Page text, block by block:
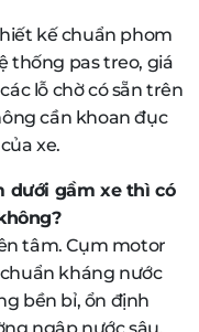
kế chuẩn phom
thống pas treo, giá
lỗ chờ có sẵn trên
cần khoan đục
xe.
dưới gầm xe thì có
tâm. Cụm motor
kháng nước
bền bỉ, ổn định